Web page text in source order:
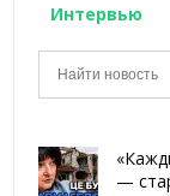
Интервью
—